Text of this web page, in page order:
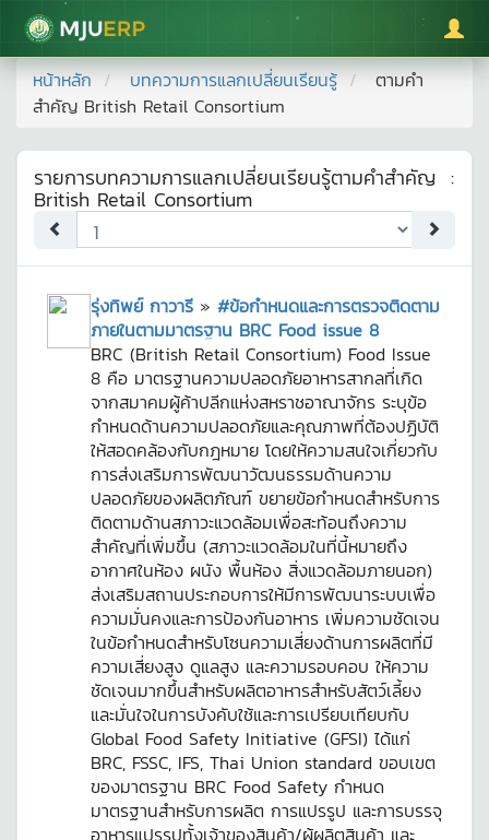
มหาวิทยาลัยแม่โจ้
หน้าหลัก บทความการแลกเปลี่ยนเรียนรู้
ตามคำ
สำคัญ British Retail Consortium
รายการบทความการแลกเปลี่ยนเรียนรู้ตามคำสำคัญ :
British Retail Consortium
รุ่งทิพย์ กาวารี » #ข้อกำหนดและการตรวจติดตาม
ภายในตามมาตรฐาน BRC Food issue 8
BRC (British Retail Consortium) Food Issue
8 คือ มาตรฐานความปลอดภัยอาหารสากลที่เกิด
จากสมาคมผู้ค้าปลีกแห่งสหราชอาณาจักร ระบุข้อ
กำหนดด้านความปลอดภัยและคุณภาพที่ต้องปฏิบัติ
ให้สอดคล้องกับกฎหมาย โดยให้ความสนใจเกี่ยวกับ
การส่งเสริมการพัฒนาวัฒนธรรมด้านความ
ปลอดภัยของผลิตภัณฑ์ ขยายข้อกำหนดสำหรับการ
ติดตามด้านสภาวะแวดล้อมเพื่อสะท้อนถึงความ
สำคัญที่เพิ่มขึ้น (สภาวะแวดล้อมในที่นี้หมายถึง
อากาศในห้อง ผนัง พื้นห้อง สิ่งแวดล้อมภายนอก)
ส่งเสริมสถานประกอบการให้มีการพัฒนาระบบเพื่อ
ความมั่นคงและการป้องกันอาหาร เพิ่มความชัดเจน
ในข้อกำหนดสำหรับโซนความเสี่ยงด้านการผลิตที่มี
ความเสี่ยงสูง ดูแลสูง และความรอบคอบ ให้ความ
ชัดเจนมากขึ้นสำหรับผลิตอาหารสำหรับสัตว์เลี้ยง
และมั่นใจในการบังคับใช้และการเปรียบเทียบกับ
Global Food Safety Initiative (GFSI) ได้แก่
BRC, FSSC, IFS, Thai Union standard ขอบเขต
ของมาตรฐาน BRC Food Safety กำหนด
มาตรฐานสำหรับการผลิต การแปรรูป และการบรรจุ
อาหารแปรรูปทั้งเจ้าของสินค้า/ผู้ผลิตสินค้า และ